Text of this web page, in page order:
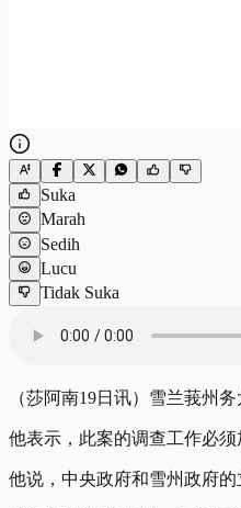
Suka
Marah
Sedih
Lucu
Tidak Suka
（莎阿南19日讯）雪兰莪州
他表示，此案的调查工作必
他说，中央政府和雪州政府